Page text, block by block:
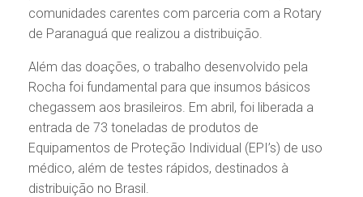
comunidades carentes com parceria com a Rotary
de Paranaguá que realizou a distribuição.
Além das doações, o trabalho desenvolvido pela
Rocha foi fundamental para que insumos básicos
chegassem aos brasileiros. Em abril, foi liberada a
entrada de 73 toneladas de produtos de
Equipamentos de Proteção Individual (EPI’s) de uso
médico, além de testes rápidos, destinados à
distribuição no Brasil.